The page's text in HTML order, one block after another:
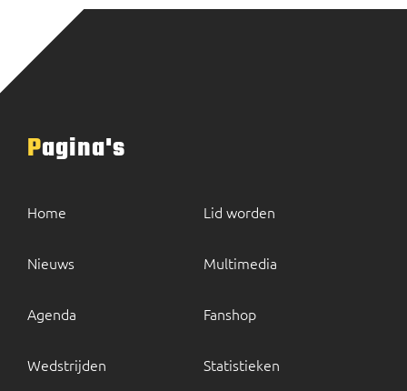
Pagina's
Home
Nieuws
Agenda
Wedstrijden
Lid worden
Multimedia
Fanshop
Statistieken